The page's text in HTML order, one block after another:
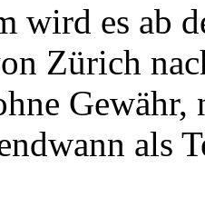
wird es ab
Zürich
Gewähr,
als